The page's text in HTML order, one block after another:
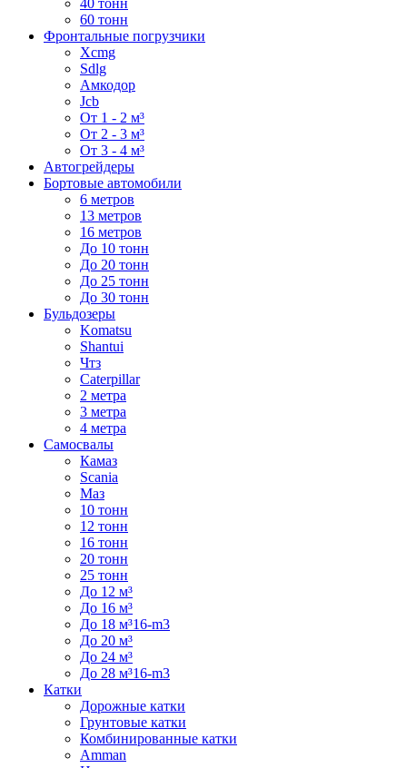
60 тонн
Фронтальные погрузчики
Xcmg
Sdlg
Амкодор
Jcb
От 1 - 2 м³
От 2 - 3 м³
От 3 - 4 м³
Автогрейдеры
Бортовые автомобили
6 метров
13 метров
16 метров
До 10 тонн
До 20 тонн
До 25 тонн
До 30 тонн
Бульдозеры
Komatsu
Shantui
Чтз
Caterpillar
2 метра
3 метра
4 метра
Самосвалы
Камаз
Scania
Маз
10 тонн
12 тонн
16 тонн
20 тонн
25 тонн
До 12 м³
До 16 м³
До 18 м³16-m3
До 20 м³
До 24 м³
До 28 м³16-m3
Катки
Дорожные катки
Грунтовые катки
Комбинированные катки
Amman